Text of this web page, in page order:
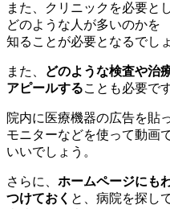
また、クリニックを必要と
どのような人が多いのかを
知ることが必要となるでしょ
また、
どのような検査や治
アピールすることも必要です
院内に医療機器の広告を貼
モニターなどを使って動画
いいでしょう。
さらに、 ホームページにも
つけておく と、病院を探し